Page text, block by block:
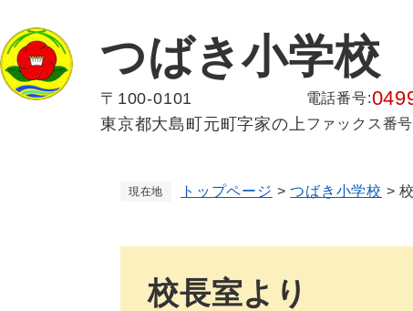
ー
ジ
の
先
ニ
ュ
ー
を
つばき小学校
〒100-0101
東京都大島町元町字家の上
電話番号:
ファックス番
現在地 トップページ >つばき小学校 >
校長室より